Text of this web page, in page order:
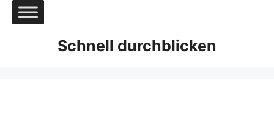
Zum
Inhalt
Schnell durchblicken